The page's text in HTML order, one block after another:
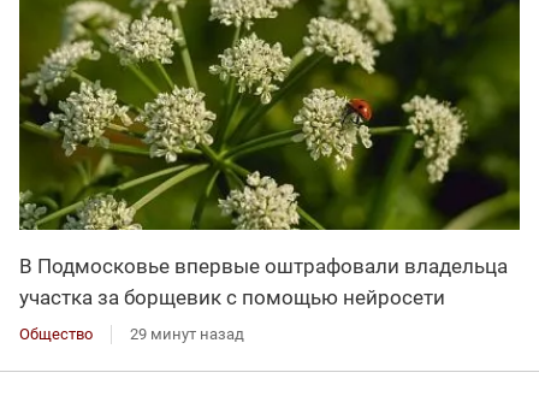
В Подмосковье впервые оштрафовали владельца
участка за борщевик с помощью нейросети
Общество 29 минут назад